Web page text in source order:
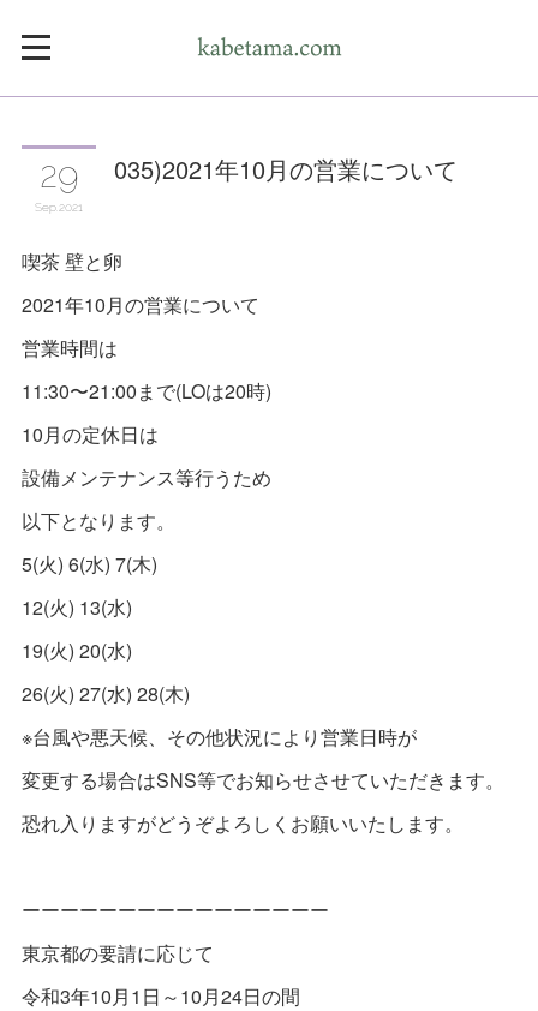
29
Sep 2021
035)2021年10月の営業について
喫茶 壁と卵
2021年10月の営業について
営業時間は
11:30〜21:00まで(LOは20時)
10月の定休日は
設備メンテナンス等行うため
以下となります。
5(火) 6(水) 7(木)
12(火) 13(水)
19(火) 20(水)
26(火) 27(水) 28(木)
※台風や悪天候、その他状況により営業日時が
変更する場合はSNS等でお知らせさせていただきます。
恐れ入りますがどうぞよろしくお願いいたします。
ーーーーーーーーーーーーーーーー
東京都の要請に応じて
令和3年10月1日～10月24日の間